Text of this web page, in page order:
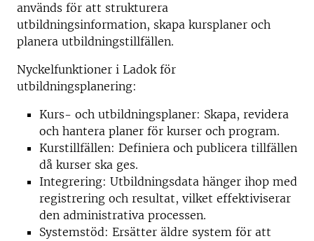
används för att strukturera
utbildningsinformation, skapa kursplaner och
planera utbildningstillfällen.
Nyckelfunktioner i Ladok för
utbildningsplanering:
Kurs- och utbildningsplaner: Skapa, revidera
och hantera planer för kurser och program.
Kurstillfällen: Definiera och publicera tillfällen
då kurser ska ges.
Integrering: Utbildningsdata hänger ihop med
registrering och resultat, vilket effektiviserar
den administrativa processen.
Systemstöd: Ersätter äldre system för att